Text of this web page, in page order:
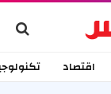
اقتصاد